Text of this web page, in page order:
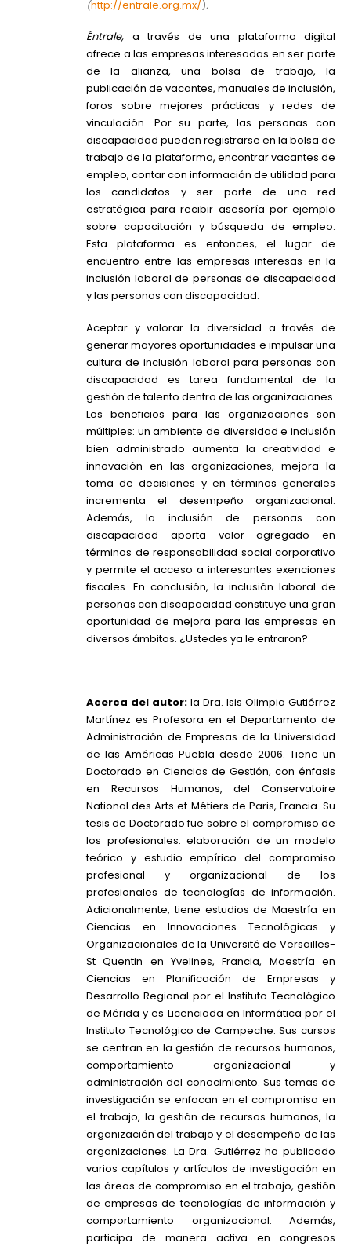
(http://entrale.org.mx/).
Éntrale, a través de una plataforma digital
ofrece a las empresas interesadas en ser parte
de la alianza, una bolsa de trabajo, la
publicación de vacantes, manuales de inclusión,
foros sobre mejores prácticas y redes de
vinculación. Por su parte, las personas con
discapacidad pueden registrarse en la bolsa de
trabajo de la plataforma, encontrar vacantes de
empleo, contar con información de utilidad para
los candidatos y ser parte de una red
estratégica para recibir asesoría por ejemplo
sobre capacitación y búsqueda de empleo.
Esta plataforma es entonces, el lugar de
encuentro entre las empresas interesas en la
inclusión laboral de personas de discapacidad
y las personas con discapacidad.
Aceptar y valorar la diversidad a través de
generar mayores oportunidades e impulsar una
cultura de inclusión laboral para personas con
discapacidad es tarea fundamental de la
gestión de talento dentro de las organizaciones.
Los beneficios para las organizaciones son
múltiples: un ambiente de diversidad e inclusión
bien administrado aumenta la creatividad e
innovación en las organizaciones, mejora la
toma de decisiones y en términos generales
incrementa el desempeño organizacional.
Además, la inclusión de personas con
discapacidad aporta valor agregado en
términos de responsabilidad social corporativo
y permite el acceso a interesantes exenciones
fiscales. En conclusión, la inclusión laboral de
personas con discapacidad constituye una gran
oportunidad de mejora para las empresas en
diversos ámbitos. ¿Ustedes ya le entraron?
Acerca del autor: la Dra. Isis Olimpia Gutiérrez
Martínez es Profesora en el Departamento de
Administración de Empresas de la Universidad
de las Américas Puebla desde 2006. Tiene un
Doctorado en Ciencias de Gestión, con énfasis
en Recursos Humanos, del Conservatoire
National des Arts et Métiers de Paris, Francia. Su
tesis de Doctorado fue sobre el compromiso de
los profesionales: elaboración de un modelo
teórico y estudio empírico del compromiso
profesional y organizacional de los
profesionales de tecnologías de información.
Adicionalmente, tiene estudios de Maestría en
Ciencias en Innovaciones Tecnológicas y
Organizacionales de la Université de Versailles-
St Quentin en Yvelines, Francia, Maestría en
Ciencias en Planificación de Empresas y
Desarrollo Regional por el Instituto Tecnológico
de Mérida y es Licenciada en Informática por el
Instituto Tecnológico de Campeche. Sus cursos
se centran en la gestión de recursos humanos,
comportamiento organizacional y
administración del conocimiento. Sus temas de
investigación se enfocan en el compromiso en
el trabajo, la gestión de recursos humanos, la
organización del trabajo y el desempeño de las
organizaciones. La Dra. Gutiérrez ha publicado
varios capítulos y artículos de investigación en
las áreas de compromiso en el trabajo, gestión
de empresas de tecnologías de información y
comportamiento organizacional. Además,
participa de manera activa en congresos